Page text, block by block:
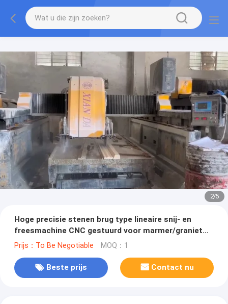
2/5
Hoge precisie stenen brug type lineaire snij- en
freesmachine CNC gestuurd voor marmer/graniet
profilering
Prijs：To Be Negotiable MOQ：1
Beste prijs Contact nu